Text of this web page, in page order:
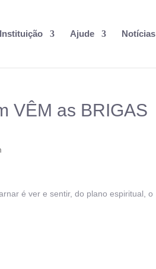
Ajude Notícias
VÊM as BRIGAS
é ver e sentir, do plano espiritual, o